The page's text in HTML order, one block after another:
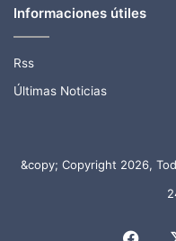
Informaciones útiles
Rss
Últimas Noticias
&copy; Copyright 2026,